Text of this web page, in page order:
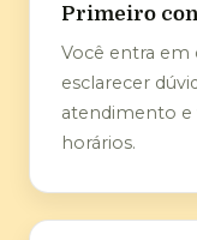
Primeiro
Você entra
esclarecer
atendimento e
horários.